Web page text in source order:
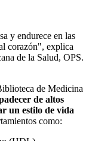
y endurece en las
corazón", explica
de la Salud, OPS.
de Medicina
de altos
un estilo de vida
como: